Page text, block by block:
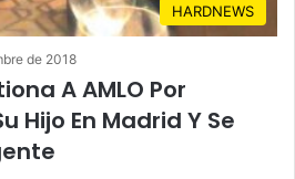
HARDNEWS
de 2018
A AMLO Por
Hijo En Madrid Y Se